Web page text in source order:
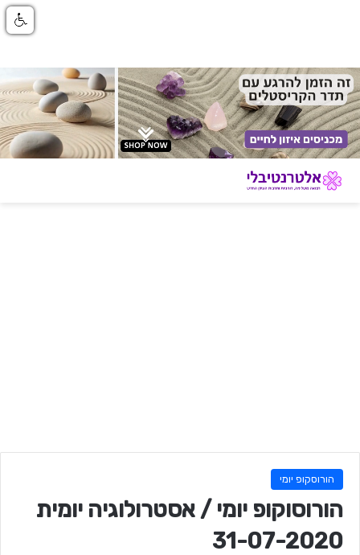
הורוסקופ יומי
הורוסוקופ יומי / אסטרולוגיה יומית
31-07-2020